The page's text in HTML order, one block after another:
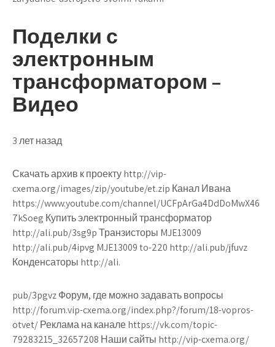
Поделки с
электронным
трансформатором –
Видео
3 лет назад
Скачать архив к проекту http://vip-
cxema.org/images/zip/youtube/et.zip Канал Ивана
https://www.youtube.com/channel/UCFpArGa4DdDoMwX46
7kSoeg Купить электронный трансформатор
http://ali.pub/3sg9p Транзисторы MJE13009
http://ali.pub/4ipvg MJE13009 to-220 http://ali.pub/jfuvz
Конденсаторы http://ali.
pub/3pgvz Форум, где можно задавать вопросы
http://forum.vip-cxema.org/index.php?/forum/18-vopros-
otvet/ Реклама на канале https://vk.com/topic-
79283215_32657208 Наши сайты http://vip-cxema.org/